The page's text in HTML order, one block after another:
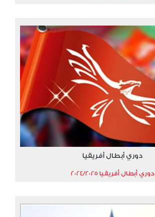
دوري أبطال أفريقيا
دوري أبطال أفريقيا 2024/2025